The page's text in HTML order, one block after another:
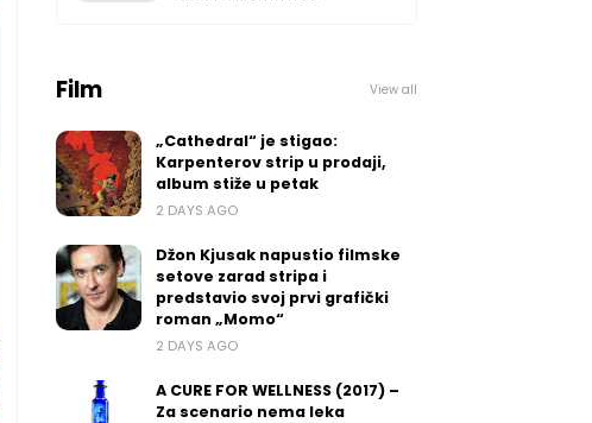
Film View all
„Cathedral“ je stigao:
Karpenterov strip u prodaji,
album stiže u petak
2 DAYS AGO
Džon Kjusak napustio filmske
setove zarad stripa i
predstavio svoj prvi grafički
roman „Momo“
2 DAYS AGO
A CURE FOR WELLNESS (2017) –
Za scenario nema leka